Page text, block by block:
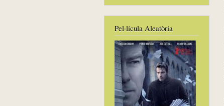
Pel·lícula Aleatòria